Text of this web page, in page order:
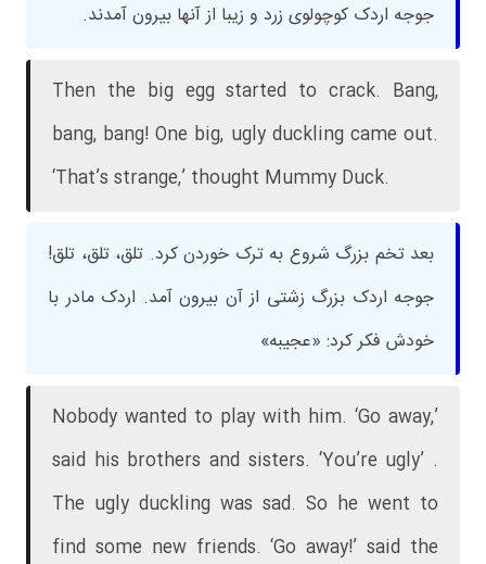
جوجه اردک کوچولوی زرد و زیبا از آنها بیرون آمدند.
Then the big egg started to crack. Bang,
bang, bang! One big, ugly duckling came out.
‘That’s strange,’ thought Mummy Duck.
بعد تخم بزرگ شروع به ترک خوردن کرد. تلق، تلق، تلق!
جوجه اردک بزرگ زشتی از آن بیرون آمد. اردک مادر با
خودش فکر کرد: «عجیبه»
Nobody wanted to play with him. ‘Go away,’
said his brothers and sisters. ‘You’re ugly’ .
The ugly duckling was sad. So he went to
find some new friends. ‘Go away!’ said the